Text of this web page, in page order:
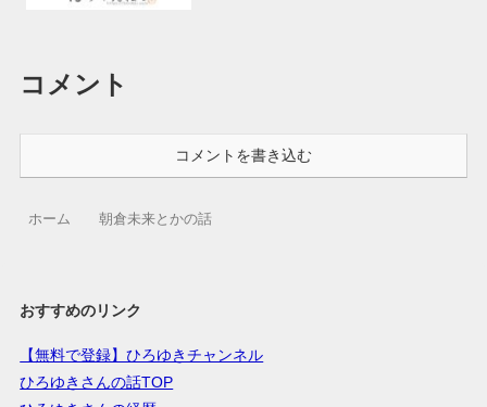
コメント
コメントを書き込む
ホーム 朝倉未来とかの話
おすすめのリンク
【無料で登録】ひろゆきチャンネル
ひろゆきさんの話TOP